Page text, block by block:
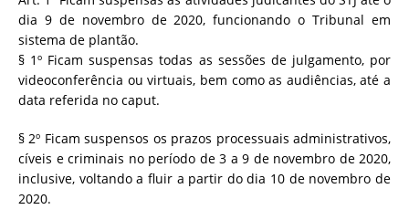
dia 9 de novembro de 2020, funcionando o Tribunal em
sistema de plantão.
§ 1º Ficam suspensas todas as sessões de julgamento, por
videoconferência ou virtuais, bem como as audiências, até a
data referida no caput.
§ 2º Ficam suspensos os prazos processuais administrativos,
cíveis e criminais no período de 3 a 9 de novembro de 2020,
inclusive, voltando a fluir a partir do dia 10 de novembro de
2020.